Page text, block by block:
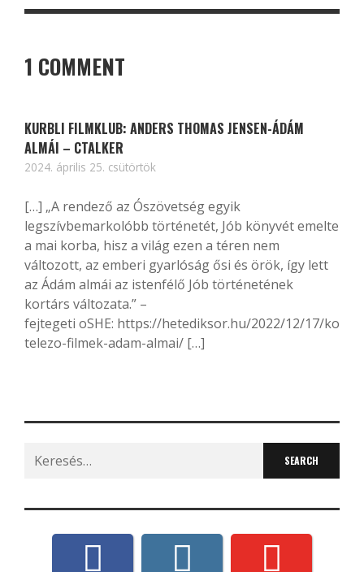
1 COMMENT
KURBLI FILMKLUB: ANDERS THOMAS JENSEN-ÁDÁM
ALMÁI – CTALKER
2024. április 25. csütörtök
[…] „A rendező az Ószövetség egyik
legszívbemarkolóbb történetét, Jób könyvét emelte
a mai korba, hisz a világ ezen a téren nem
változott, az emberi gyarlóság ősi és örök, így lett
az Ádám almái az istenfélő Jób történetének
kortárs változata.” –
fejtegeti oSHE: https://hetediksor.hu/2022/12/17/ko
telezo-filmek-adam-almai/ […]
Search
for: